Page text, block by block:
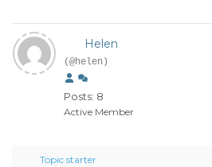
Helen
(@helen)
Posts: 8
Active Member
Topic starter